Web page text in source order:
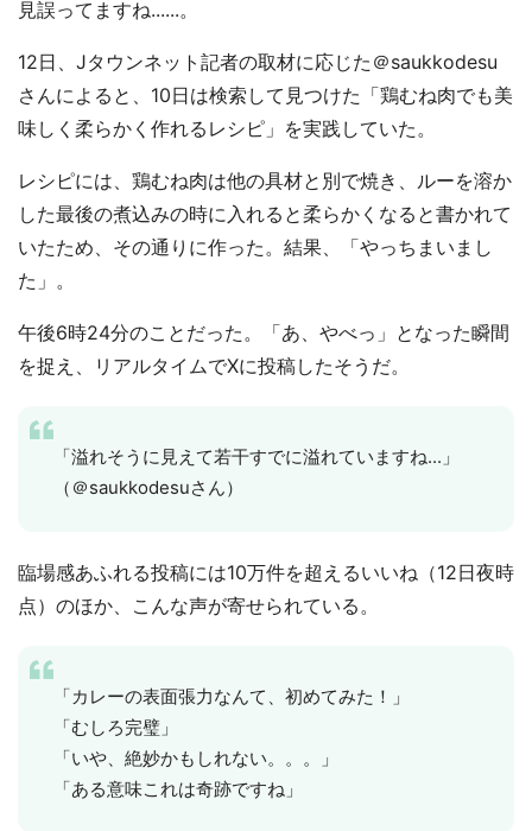
見誤ってますね......。
12日、Jタウンネット記者の取材に応じた＠saukkodesu
さんによると、10日は検索して見つけた「鶏むね肉でも美
味しく柔らかく作れるレシピ」を実践していた。
レシピには、鶏むね肉は他の具材と別で焼き、ルーを溶か
した最後の煮込みの時に入れると柔らかくなると書かれて
いたため、その通りに作った。結果、「やっちまいまし
た」。
午後6時24分のことだった。「あ、やべっ」となった瞬間
を捉え、リアルタイムでXに投稿したそうだ。
「溢れそうに見えて若干すでに溢れていますね...」
（＠saukkodesuさん）
臨場感あふれる投稿には10万件を超えるいいね（12日夜時
点）のほか、こんな声が寄せられている。
「カレーの表面張力なんて、初めてみた！」
「むしろ完璧」
「いや、絶妙かもしれない。。。」
「ある意味これは奇跡ですね」